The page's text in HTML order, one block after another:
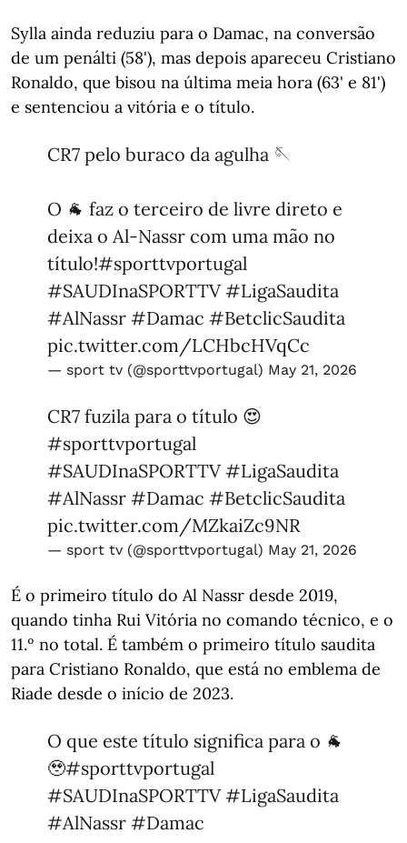
Sylla ainda reduziu para o Damac, na conversão
de um penálti (58'), mas depois apareceu Cristiano
Ronaldo, que bisou na última meia hora (63' e 81')
e sentenciou a vitória e o título.
CR7 pelo buraco da agulha 🪡
O 🐐 faz o terceiro de livre direto e
deixa o Al-Nassr com uma mão no
título!#sporttvportugal
#SAUDInaSPORTTV #LigaSaudita
#AlNassr #Damac #BetclicSaudita
pic.twitter.com/LCHbcHVqCc
— sport tv (@sporttvportugal) May 21, 2026
CR7 fuzila para o título 😍
#sporttvportugal
#SAUDInaSPORTTV #LigaSaudita
#AlNassr #Damac #BetclicSaudita
pic.twitter.com/MZkaiZc9NR
— sport tv (@sporttvportugal) May 21, 2026
É o primeiro título do Al Nassr desde 2019,
quando tinha Rui Vitória no comando técnico, e o
11.º no total. É também o primeiro título saudita
para Cristiano Ronaldo, que está no emblema de
Riade desde o início de 2023.
O que este título significa para o 🐐
🥹#sporttvportugal
#SAUDInaSPORTTV #LigaSaudita
#AlNassr #Damac